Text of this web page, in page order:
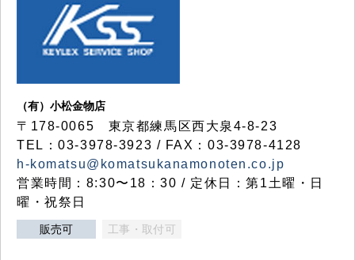
（有）小松金物店
〒178-0065 東京都練馬区西大泉4-8-23
TEL：03-3978-3923 / FAX：03-3978-4128
h-komatsu@komatsukanamonoten.co.jp
営業時間：8:30〜18：30 / 定休日：第1土曜・日
曜・祝祭日
販売可 工事・取付可